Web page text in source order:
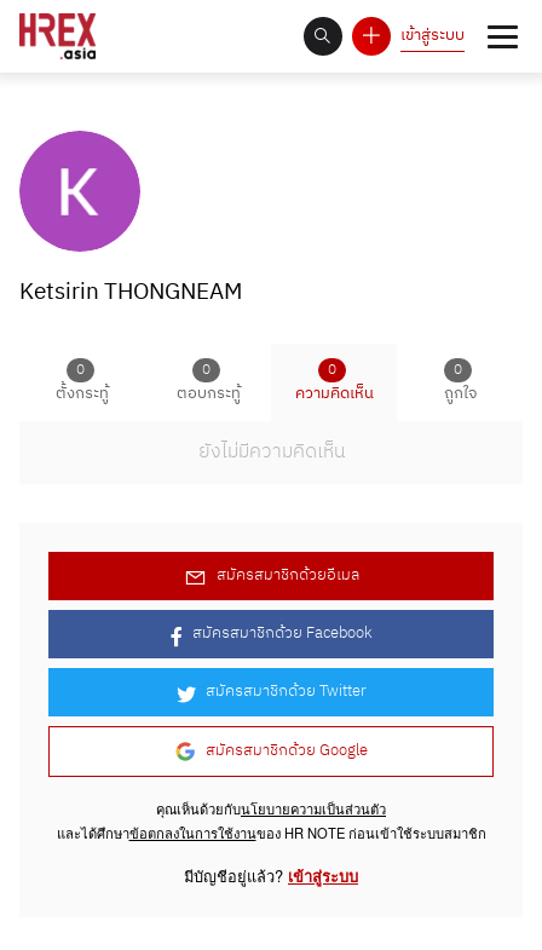
เข้าสู่ระบบ
Ketsirin THONGNEAM
0
ตั้งกระทู้
0
ตอบกระทู้
0
ความคิดเห็น
0
ถูกใจ
ยังไม่มีความคิดเห็น
สมัครสมาชิกด้วยอีเมล
สมัครสมาชิกด้วย Facebook
สมัครสมาชิกด้วย Twitter
สมัครสมาชิกด้วย Google
คุณเห็นด้วยกับนโยบายความเป็นส่วนตัว
และได้ศึกษาข้อตกลงในการใช้งานของ HR NOTE ก่อนเข้าใช้ระบบสมาชิก
มีบัญชีอยู่แล้ว? เข้าสู่ระบบ